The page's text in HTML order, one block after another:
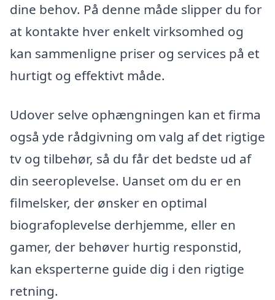
dine behov. På denne måde slipper du for
at kontakte hver enkelt virksomhed og
kan sammenligne priser og services på et
hurtigt og effektivt måde.
Udover selve ophængningen kan et firma
også yde rådgivning om valg af det rigtige
tv og tilbehør, så du får det bedste ud af
din seeroplevelse. Uanset om du er en
filmelsker, der ønsker en optimal
biografoplevelse derhjemme, eller en
gamer, der behøver hurtig responstid,
kan eksperterne guide dig i den rigtige
retning.